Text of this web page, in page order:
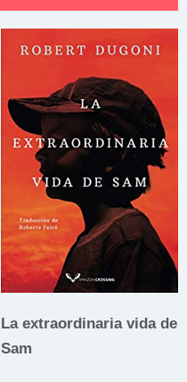
La extraordinaria vida de
Sam